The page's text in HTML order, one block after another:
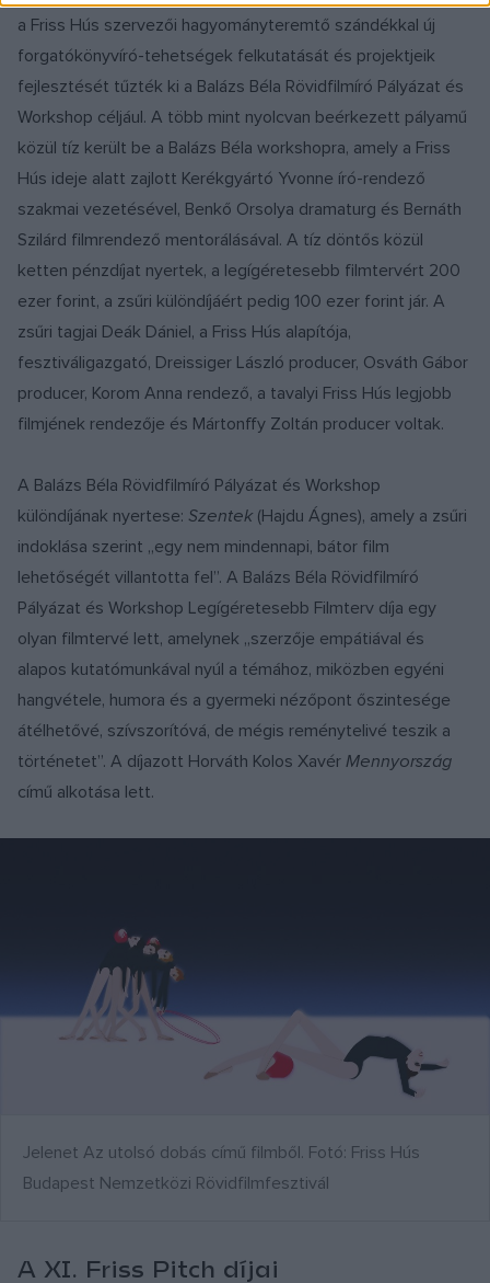
a Friss Hús szervezői hagyományteremtő szándékkal új
forgatókönyvíró-tehetségek felkutatását és projektjeik
fejlesztését tűzték ki a Balázs Béla Rövidfilmíró Pályázat és
Workshop céljául. A több mint nyolcvan beérkezett pályamű
közül tíz került be a Balázs Béla workshopra, amely a Friss
Hús ideje alatt zajlott Kerékgyártó Yvonne író-rendező
szakmai vezetésével, Benkő Orsolya dramaturg és Bernáth
Szilárd filmrendező mentorálásával. A tíz döntős közül
ketten pénzdíjat nyertek, a legígéretesebb filmtervért 200
ezer forint, a zsűri különdíjáért pedig 100 ezer forint jár. A
zsűri tagjai Deák Dániel, a Friss Hús alapítója,
fesztiváligazgató, Dreissiger László producer, Osváth Gábor
producer, Korom Anna rendező, a tavalyi Friss Hús legjobb
filmjének rendezője és Mártonffy Zoltán producer voltak.
A Balázs Béla Rövidfilmíró Pályázat és Workshop
különdíjának nyertese: Szentek (Hajdu Ágnes), amely a zsűri
indoklása szerint „egy nem mindennapi, bátor film
lehetőségét villantotta fel”. A Balázs Béla Rövidfilmíró
Pályázat és Workshop Legígéretesebb Filmterv díja egy
olyan filmtervé lett, amelynek „szerzője empátiával és
alapos kutatómunkával nyúl a témához, miközben egyéni
hangvétele, humora és a gyermeki nézőpont őszintesége
átélhetővé, szívszorítóvá, de mégis reménytelivé teszik a
történetet”. A díjazott Horváth Kolos Xavér Mennyország
című alkotása lett.
Jelenet Az utolsó dobás című filmből. Fotó: Friss Hús
Budapest Nemzetközi Rövidfilmfesztivál
A XI. Friss Pitch díjai